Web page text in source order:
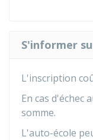
S'informer
L'inscription
En cas d'échec
somme.
L'auto-école